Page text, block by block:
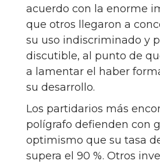
acuerdo con la enorme
que otros llegaron a
su uso indiscriminado y
discutible, al punto de
a lamentar el haber
su desarrollo.
Los partidarios más
polígrafo defienden con
optimismo que su tasa
supera el 90 %. Otros